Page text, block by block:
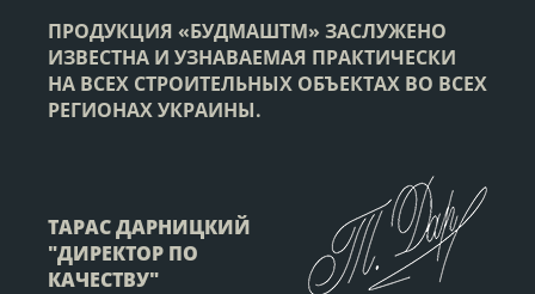
ПРОДУКЦИЯ «БУДМАШТМ» ЗАСЛУЖЕНО
ИЗВЕСТНА И УЗНАВАЕМАЯ ПРАКТИЧЕСКИ
НА ВСЕХ СТРОИТЕЛЬНЫХ ОБЪЕКТАХ ВО ВСЕХ
РЕГИОНАХ УКРАИНЫ.
ТАРАС ДАРНИЦКИЙ
"ДИРЕКТОР ПО
КАЧЕСТВУ"